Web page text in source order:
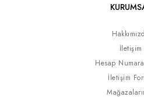
İletişim
Hesap
İletişim